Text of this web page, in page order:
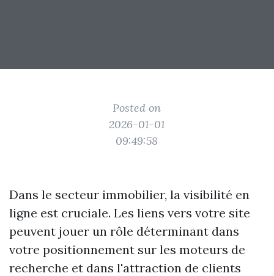
Posted on
2026-01-01
09:49:58
Dans le secteur immobilier, la visibilité en
ligne est cruciale. Les liens vers votre site
peuvent jouer un rôle déterminant dans
votre positionnement sur les moteurs de
recherche et dans l'attraction de clients